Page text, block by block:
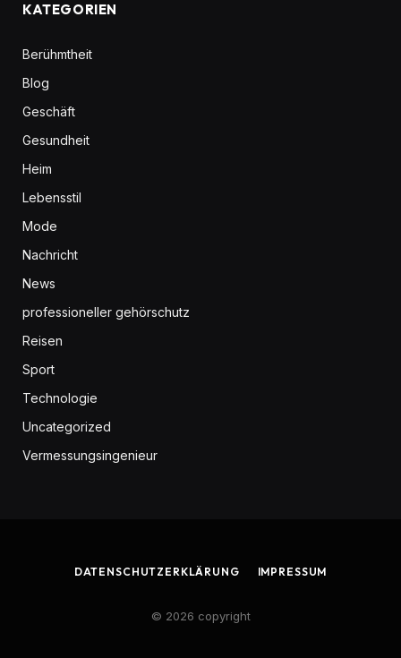
KATEGORIEN
Berühmtheit
Blog
Geschäft
Gesundheit
Heim
Lebensstil
Mode
Nachricht
News
professioneller gehörschutz
Reisen
Sport
Technologie
Uncategorized
Vermessungsingenieur
DATENSCHUTZERKLÄRUNG IMPRESSUM
© 2026 copyright